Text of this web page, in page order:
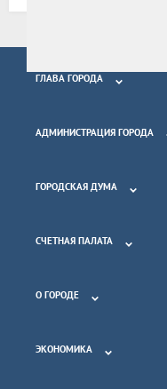
ГЛАВА ГОРОДА
АДМИНИСТРАЦИЯ ГОРОДА
ГОРОДСКАЯ ДУМА
СЧЕТНАЯ ПАЛАТА
О ГОРОДЕ
ЭКОНОМИКА